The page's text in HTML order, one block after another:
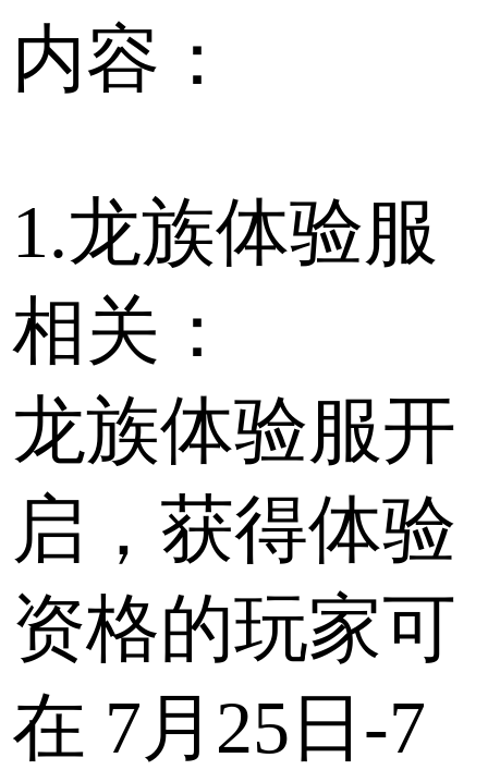
内容：
1.龙族体验服
相关：
龙族体验服开
启，获得体验
资格的玩家可
在 7月25日-7